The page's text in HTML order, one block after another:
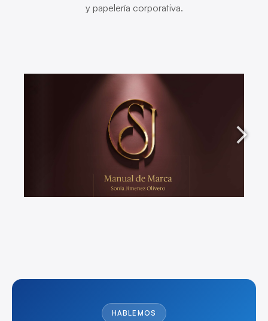
y papelería corporativa.
HABLEMOS